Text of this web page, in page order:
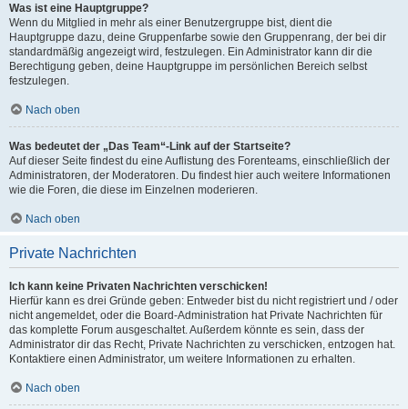
Was ist eine Hauptgruppe?
Wenn du Mitglied in mehr als einer Benutzergruppe bist, dient die
Hauptgruppe dazu, deine Gruppenfarbe sowie den Gruppenrang, der bei dir
standardmäßig angezeigt wird, festzulegen. Ein Administrator kann dir die
Berechtigung geben, deine Hauptgruppe im persönlichen Bereich selbst
festzulegen.
Nach oben
Was bedeutet der „Das Team“-Link auf der Startseite?
Auf dieser Seite findest du eine Auflistung des Forenteams, einschließlich der
Administratoren, der Moderatoren. Du findest hier auch weitere Informationen
wie die Foren, die diese im Einzelnen moderieren.
Nach oben
Private Nachrichten
Ich kann keine Privaten Nachrichten verschicken!
Hierfür kann es drei Gründe geben: Entweder bist du nicht registriert und / oder
nicht angemeldet, oder die Board-Administration hat Private Nachrichten für
das komplette Forum ausgeschaltet. Außerdem könnte es sein, dass der
Administrator dir das Recht, Private Nachrichten zu verschicken, entzogen hat.
Kontaktiere einen Administrator, um weitere Informationen zu erhalten.
Nach oben